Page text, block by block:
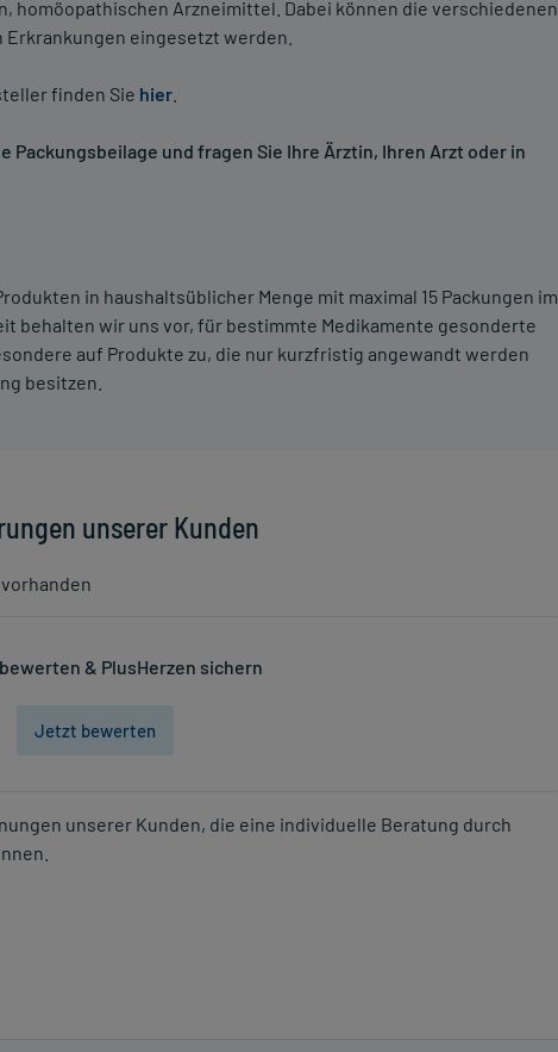
homöopathischen Arzneimittel. Dabei können die verschiedenen
eingesetzt werden.
finden Sie hier
Packungsbeilage und fragen Sie Ihre Ärztin, Ihren Arzt oder in
in haushaltsüblicher Menge mit maximal 15 Packungen im
behalten wir uns vor, für bestimmte Medikamente gesonderte
auf Produkte zu, die nur kurzfristig angewandt werden
besitzen.
unserer Kunden
& PlusHerzen sichern
Jetzt bewerten
unserer Kunden, die eine individuelle Beratung durch